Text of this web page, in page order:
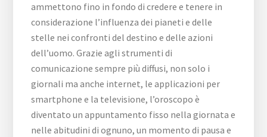
ammettono fino in fondo di credere e tenere in
considerazione l’influenza dei pianeti e delle
stelle nei confronti del destino e delle azioni
dell’uomo. Grazie agli strumenti di
comunicazione sempre più diffusi, non solo i
giornali ma anche internet, le applicazioni per
smartphone e la televisione, l’oroscopo è
diventato un appuntamento fisso nella giornata e
nelle abitudini di ognuno, un momento di pausa e